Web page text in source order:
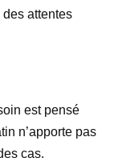
attentes
est pensé
n’apporte pas
cas.